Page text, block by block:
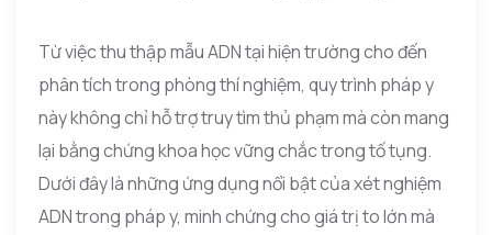
Từ việc thu thập mẫu ADN tại hiện trường cho đến
phân tích trong phòng thí nghiệm, quy trình pháp y
này không chỉ hỗ trợ truy tìm thủ phạm mà còn mang
lại bằng chứng khoa học vững chắc trong tố tụng.
Dưới đây là những ứng dụng nổi bật của xét nghiệm
ADN trong pháp y, minh chứng cho giá trị to lớn mà